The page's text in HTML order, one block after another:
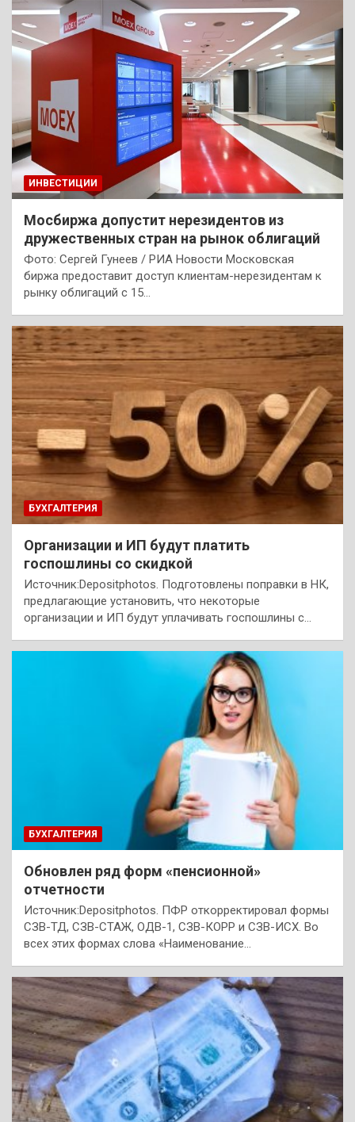
ИНВЕСТИЦИИ
Мосбиржа допустит нерезидентов из
дружественных стран на рынок облигаций
Фото: Сергей Гунеев / РИА Новости Московская
биржа предоставит доступ клиентам-нерезидентам к
рынку облигаций с 15…
БУХГАЛТЕРИЯ
Организации и ИП будут платить
госпошлины со скидкой
Источник:Depositphotos. Подготовлены поправки в НК,
предлагающие установить, что некоторые
организации и ИП будут уплачивать госпошлины с…
БУХГАЛТЕРИЯ
Обновлен ряд форм «пенсионной»
отчетности
Источник:Depositphotos. ПФР откорректировал формы
СЗВ-ТД, СЗВ-СТАЖ, ОДВ-1, СЗВ-КОРР и СЗВ-ИСХ. Во
всех этих формах слова «Наименование…